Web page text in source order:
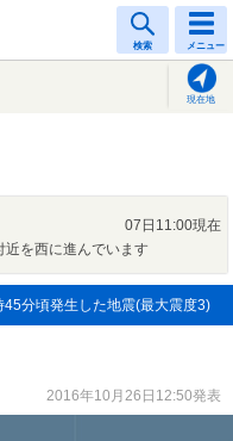
検索 メニュー
現在地
07日11:00現在
近を西に進んでいます
45分頃発生した地震(最大震度3)
2016年10月26日12:50発表